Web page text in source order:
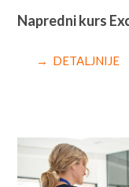
Napredni kurs
→ DETALJNIJE